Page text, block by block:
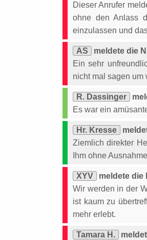
Dieser Anrufer
ohne den Anlass
einzulassen und
AS
meldete die
Ein sehr
nicht mal sagen um
R. Dassinger
Es war ein
Hr. Kresse
Ziemlich direkter
Ihm ohne
XYV
meldete die
Wir werden in der
ist kaum zu
mehr erlebt.
Tamara H.